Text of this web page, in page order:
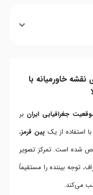
خاورمیانه با
جغرافیایی ایران بر
استفاده از یک پین قرمز،
شده است. تمرکز تصویر
توجه بیننده را مستقیماً
می‌کند.